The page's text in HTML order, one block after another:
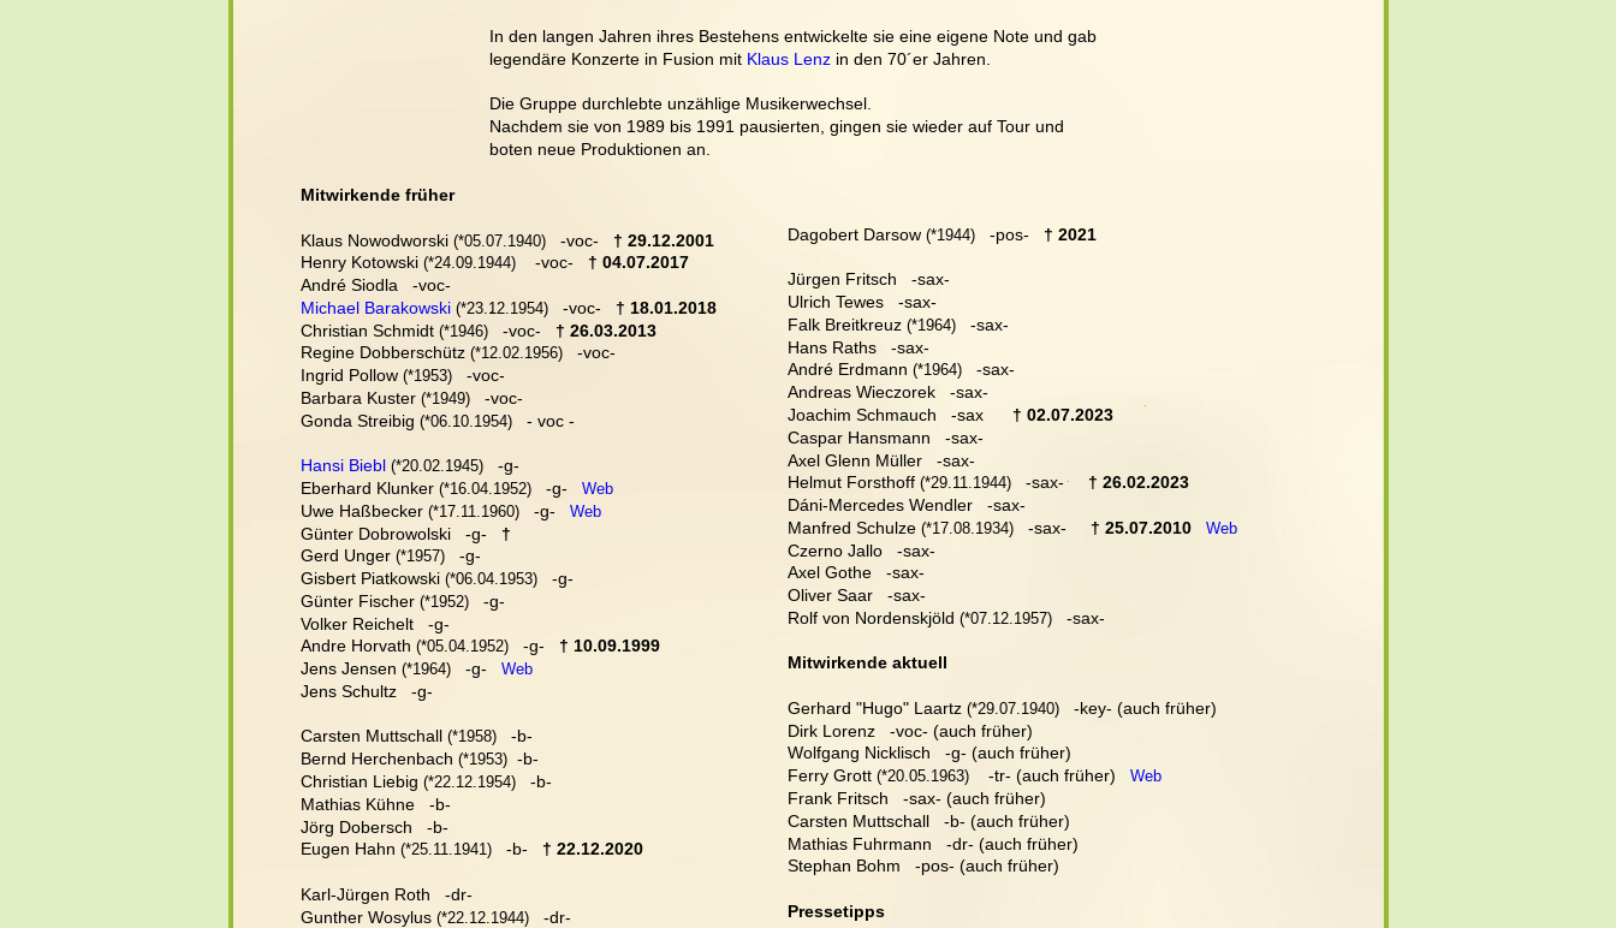
In den langen Jahren ihres Bestehens entwickelte sie eine eigene Note und gab
legendäre Konzerte in Fusion mit Klaus Lenz in den 70´er Jahren.
Die Gruppe durchlebte unzählige Musikerwechsel.
Nachdem sie von 1989 bis 1991 pausierten, gingen sie wieder auf Tour und
boten neue Produktionen an.
.
Mitwirkende früher
Klaus Nowodworski (*05.07.1940)
   -voc-
† 29.12.2001
Henry Kotowski (*24.09.1944)
    -voc-
† 04.07.2017
André Siodla   -voc-
Michael Barakowski (*23.12.1954)
   -voc-
† 18.01.2018
Christian Schmidt (*1946)
   -voc-
† 26.03.2013
Regine Dobberschütz (*12.02.1956)
   -voc-
Ingrid Pollow (*1953)
   -voc-
Barbara Kuster (*1949)
   -voc-
Gonda Streibig (*06.10.1954)
   - voc -
Hansi Biebl (*20.02.1945)
   -g-
Eberhard Klunker (*16.04.1952)
   -g-
Web
Uwe Haßbecker (*17.11.1960)
   -g-
Web
Günter Dobrowolski   -g- †
Gerd Unger (*1957)
   -g-
Gisbert Piatkowski (*06.04.1953)
   -g-
Günter Fischer (*1952)
   -g-
Volker Reichelt   -g-
Andre Horvath (*05.04.1952)
   -g-
† 10.09.1999
Jens Jensen (*1964)
   -g-
Web
Jens Schultz   -g-
Carsten Muttschall (*1958)
   -b-
Bernd Herchenbach (*1953)
  -b-
Christian Liebig (*22.12.1954)
   -b-
Mathias Kühne   -b-
Jörg Dobersch   -b-
Eugen Hahn (*25.11.1941)
   -b-
† 22.12.2020
Karl-Jürgen Roth   -dr-
Gunther Wosylus (*22.12.1944)
   -dr-
Dagobert Darsow (*1944)
   -pos-
† 2021
Jürgen Fritsch   -sax-
Ulrich Tewes   -sax-
Falk Breitkreuz (*1964)
   -sax-
Hans Raths   -sax-
André Erdmann (*1964)
   -sax-
Andreas Wieczorek   -sax-
Joachim Schmauch   -sax † 02.07.2023
Caspar Hansmann   -sax-
Axel Glenn Müller   -sax-
Helmut Forsthoff (*29.11.1944)
   -sax-
† 26.02.2023
Dáni-Mercedes Wendler   -sax-
Manfred Schulze (*17.08.1934)
   -sax-
† 25.07.2010 Web
Czerno Jallo   -sax-
Axel Gothe   -sax-
Oliver Saar   -sax-
Rolf von Nordenskjöld (*07.12.1957)
   -sax-
Mitwirkende aktuell
Gerhard "Hugo" Laartz (*29.07.1940)
   -key- (auch früher)
Dirk Lorenz   -voc- (auch früher)
Wolfgang Nicklisch   -g- (auch früher)
Ferry Grott (*20.05.1963)
    -tr- (auch früher)
Web
Frank Fritsch   -sax- (auch früher)
Carsten Muttschall   -b- (auch früher)
Mathias Fuhrmann   -dr- (auch früher)
Stephan Bohm   -pos- (auch früher)
Pressetipps